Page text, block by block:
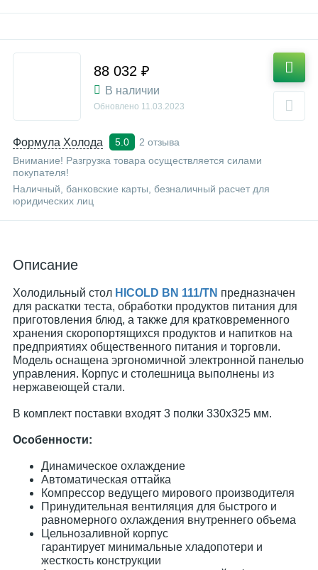
Формула Холода 5.0
2 отзыва
Внимание! Разгрузка товара осуществляется силами
покупателя!
Наличный, банковские карты, безналичный расчет для
юридических лиц
88 032 ₽
В наличии
Обновлено 11.03.2023
Описание
Холодильный стол HICOLD BN 111/TN предназначен
для раскатки теста, обработки продуктов питания для
приготовления блюд, а также для кратковременного
хранения скоропортящихся продуктов и напитков на
предприятиях общественного питания и торговли.
Модель оснащена эргономичной электронной панелью
управления. Корпус и столешница выполнены из
нержавеющей стали.
В комплект поставки входят 3 полки 330х325 мм.
Особенности:
Динамическое охлаждение
Автоматическая оттайка
Компрессор ведущего мирового производителя
Принудительная вентиляция для быстрого и
равномерного охлаждения внутреннего объема
Цельнозаливной корпус
гарантирует минимальные хладопотери и
жесткость конструкции